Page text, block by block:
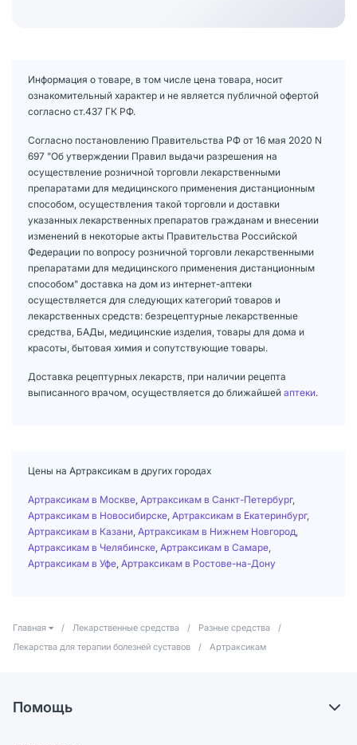
Информация о товаре, в том числе цена товара, носит
ознакомительный характер и не является публичной офертой
согласно ст.437 ГК РФ.
Согласно постановлению Правительства РФ от 16 мая 2020 N
697 "Об утверждении Правил выдачи разрешения на
осуществление розничной торговли лекарственными
препаратами для медицинского применения дистанционным
способом, осуществления такой торговли и доставки
указанных лекарственных препаратов гражданам и внесении
изменений в некоторые акты Правительства Российской
Федерации по вопросу розничной торговли лекарственными
препаратами для медицинского применения дистанционным
способом" доставка на дом из интернет-аптеки
осуществляется для следующих категорий товаров и
лекарственных средств: безрецептурные лекарственные
средства, БАДы, медицинские изделия, товары для дома и
красоты, бытовая химия и сопутствующие товары.
Доставка рецептурных лекарств, при наличии рецепта
выписанного врачом, осуществляется до ближайшей аптеки.
Цены на Артраксикам в других городах
Артраксикам в Москве Артраксикам в Санкт-Петербург,
Артраксикам в Новосибирске Артраксикам в Екатеринбург,
Артраксикам в Казани Артраксикам в Нижнем Новгород
Артраксикам в Челябинске Артраксикам в Самаре
Артраксикам в Уфе Артраксикам в Ростове-на-Дону
Главная / Лекарственные средства / Разные средства
/
Лекарства для терапии болезней суставов
/ Артраксикам
Помощь